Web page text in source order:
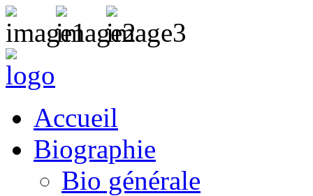
Accueil
Biographie
Bio générale